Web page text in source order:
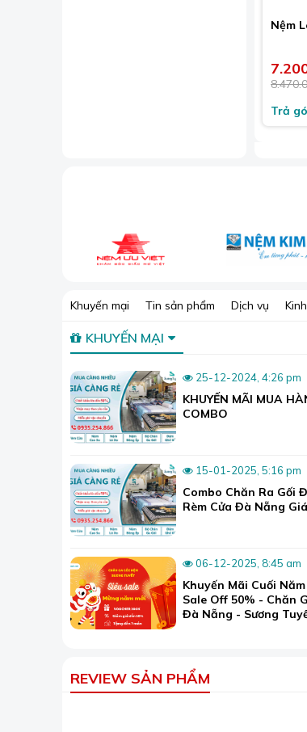
Nệm
Trả
Khuyến mại Tin sản phẩm Dịch vụ
KHUYẾN MẠI
25-12-2024, 4:26 pm
KHUYẾN MÃI MUA
COMBO
15-01-2025, 5:16 pm
Combo Chăn Ra Gối
Rèm Cửa Đà Nẵng
06-12-2025, 8:45 am
Khuyến Mãi Cuối
Sale Off 50% - Chăn
Đà Nẵng - Sương
REVIEW SẢN PHẨM